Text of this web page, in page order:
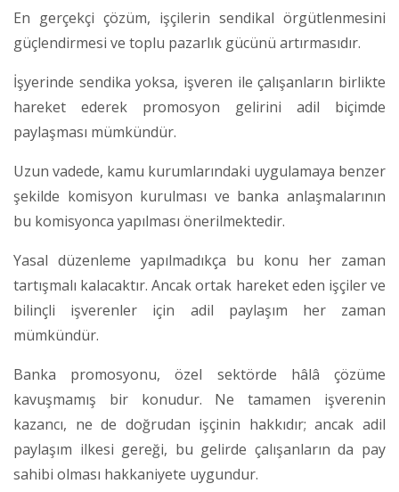
En gerçekçi çözüm, işçilerin sendikal örgütlenmesini
güçlendirmesi ve toplu pazarlık gücünü artırmasıdır.
İşyerinde sendika yoksa, işveren ile çalışanların birlikte
hareket ederek promosyon gelirini adil biçimde
paylaşması mümkündür.
Uzun vadede, kamu kurumlarındaki uygulamaya benzer
şekilde komisyon kurulması ve banka anlaşmalarının
bu komisyonca yapılması önerilmektedir.
Yasal düzenleme yapılmadıkça bu konu her zaman
tartışmalı kalacaktır. Ancak ortak hareket eden işçiler ve
bilinçli işverenler için adil paylaşım her zaman
mümkündür.
Banka promosyonu, özel sektörde hâlâ çözüme
kavuşmamış bir konudur. Ne tamamen işverenin
kazancı, ne de doğrudan işçinin hakkıdır; ancak adil
paylaşım ilkesi gereği, bu gelirde çalışanların da pay
sahibi olması hakkaniyete uygundur.